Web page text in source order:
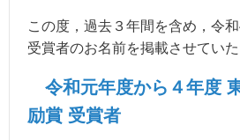
この度，過去３年間を含め，令
受賞者のお名前を掲載させていた
令和元年度から４年度
励賞 受賞者